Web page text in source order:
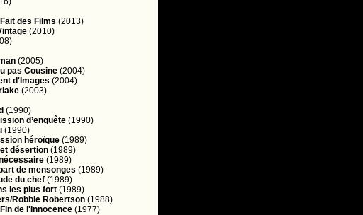
des Films (2013)
(2010)
(2005)
pas Cousine (2004)
d'Images (2004)
(2003)
(1990)
d’enquête (1990)
(1990)
héroïque (1989)
désertion (1989)
(1989)
de mensonges (1989)
du chef (1989)
les plus fort (1989)
Robbie Robertson (1988)
Fin de l'Innocence (1977)